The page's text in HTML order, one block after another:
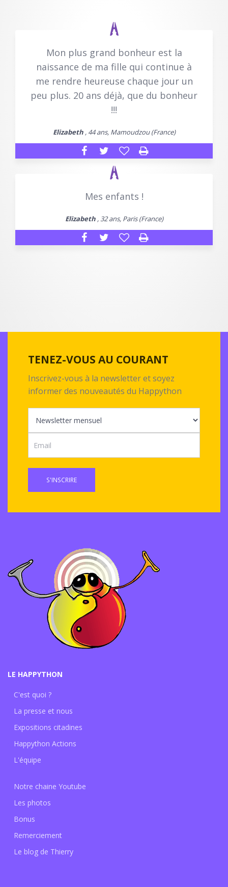
Mon plus grand bonheur est la
naissance de ma fille qui continue à
me rendre heureuse chaque jour un
peu plus. 20 ans déjà, que du bonheur
!!!
Elizabeth, 44 ans, Mamoudzou (France)
Mes enfants !
Elizabeth, 32 ans, Paris (France)
TENEZ-VOUS AU COURANT
Inscrivez-vous à la newsletter et soyez
informer des nouveautés du Happython
S'INSCRIRE
LE HAPPYTHON
C'est quoi ?
La presse et nous
Expositions citadines
Happython Actions
L'équipe
Notre chaine Youtube
Les photos
Bonus
Remerciement
Le blog de Thierry